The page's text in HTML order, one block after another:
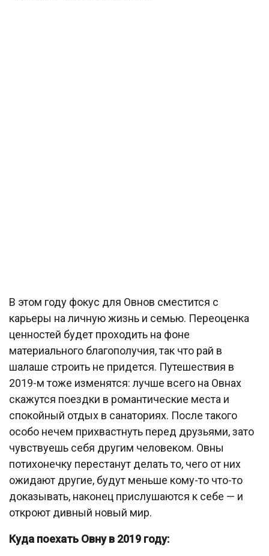
В этом году фокус для Овнов сместится с
карьеры на личную жизнь и семью. Переоценка
ценностей будет проходить на фоне
материального благополучия, так что рай в
шалаше строить не придется. Путешествия в
2019-м тоже изменятся: лучше всего на Овнах
скажутся поездки в романтические места и
спокойный отдых в санаториях. После такого
особо нечем прихвастнуть перед друзьями, зато
чувствуешь себя другим человеком. Овны
потихонечку перестанут делать то, чего от них
ожидают другие, будут меньше кому-то что-то
доказывать, наконец прислушаются к себе — и
откроют дивный новый мир.
Куда поехать Овну в 2019 году: